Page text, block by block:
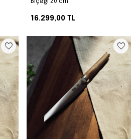
Bıçağı 20 cm
16.299,00 TL